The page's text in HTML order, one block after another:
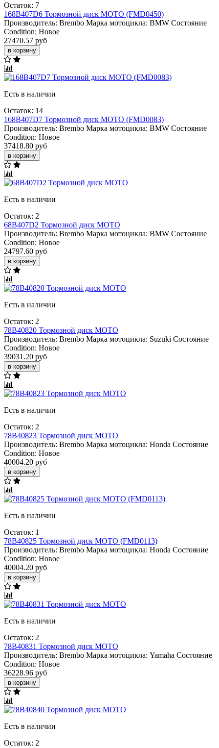
Остаток: 7
168B407D6 Тормозной диск МОТО (FMD0450)
Производитель: Brembo Марка мотоцикла: BMW Состояние
Condition: Новое
27470.57 руб
в корзину
Есть в наличии
Остаток: 14
168B407D7 Тормозной диск МОТО (FMD0083)
Производитель: Brembo Марка мотоцикла: BMW Состояние
Condition: Новое
37418.80 руб
в корзину
Есть в наличии
Остаток: 2
68B407D2 Тормозной диск МОТО
Производитель: Brembo Марка мотоцикла: BMW Состояние
Condition: Новое
24797.60 руб
в корзину
Есть в наличии
Остаток: 2
78B40820 Тормозной диск МОТО
Производитель: Brembo Марка мотоцикла: Suzuki Состояние
Condition: Новое
39031.20 руб
в корзину
Есть в наличии
Остаток: 2
78B40823 Тормозной диск МОТО
Производитель: Brembo Марка мотоцикла: Honda Состояние
Condition: Новое
40004.20 руб
в корзину
Есть в наличии
Остаток: 1
78B40825 Тормозной диск МОТО (FMD0113)
Производитель: Brembo Марка мотоцикла: Honda Состояние
Condition: Новое
40004.20 руб
в корзину
Есть в наличии
Остаток: 2
78B40831 Тормозной диск МОТО
Производитель: Brembo Марка мотоцикла: Yamaha Состояние
Condition: Новое
36228.96 руб
в корзину
Есть в наличии
Остаток: 2